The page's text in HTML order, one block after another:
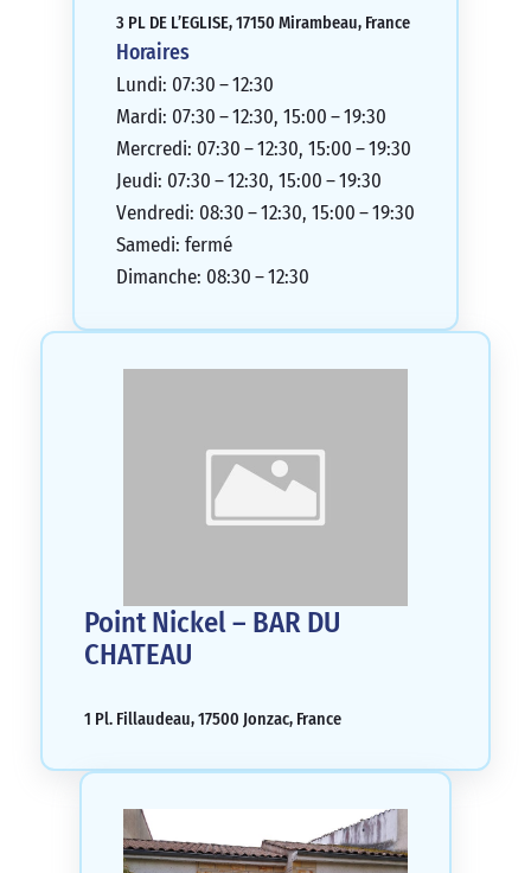
3 PL DE L’EGLISE, 17150 Mirambeau, France
Horaires
Lundi: 07:30 – 12:30
Mardi: 07:30 – 12:30, 15:00 – 19:30
Mercredi: 07:30 – 12:30, 15:00 – 19:30
Jeudi: 07:30 – 12:30, 15:00 – 19:30
Vendredi: 08:30 – 12:30, 15:00 – 19:30
Samedi: fermé
Dimanche: 08:30 – 12:30
Point Nickel – BAR DU
CHATEAU
1 Pl. Fillaudeau, 17500 Jonzac, France